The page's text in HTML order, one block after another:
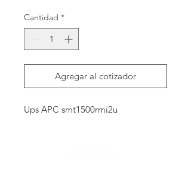
Cantidad *
Agregar al cotizador
Ups APC smt1500rmi2u